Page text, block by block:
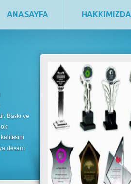
ANASAYFA HAKKIMIZDA
Baskı ve
kalitesini
devam